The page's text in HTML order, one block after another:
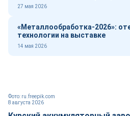
27 мая 2026
«Металлообработка-2026»:
технологии на выставке
14 мая 2026
8 августа 2026
Фото: ru.freepik.com